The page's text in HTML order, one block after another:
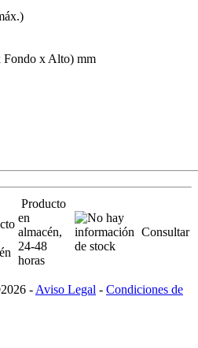
Fondo x Alto) mm
Producto
en
almacén,
24-48
horas
Consultar
- Aviso Legal - Condiciones de